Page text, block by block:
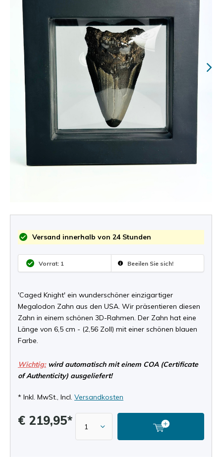
Versand innerhalb von 24 Stunden
Vorrat: 1 Beeilen Sie sich!
'Caged Knight' ein wunderschöner einzigartiger
Megalodon Zahn aus den USA. Wir präsentieren diesen
Zahn in einem schönen 3D-Rahmen. Der Zahn hat eine
Länge von 6,5 cm - (2,56 Zoll) mit einer schönen blauen
Farbe.
Wichtig:wird automatisch mit einem COA (Certificate
of Authenticity) ausgeliefert!
* Inkl. MwSt., Incl. Versandkosten
€ 219,95*